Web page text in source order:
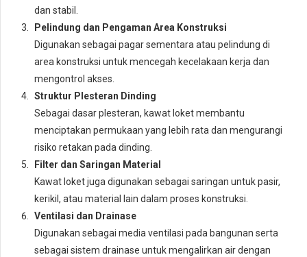
dan stabil.
Pelindung dan Pengaman Area Konstruksi
Digunakan sebagai pagar sementara atau pelindung di
area konstruksi untuk mencegah kecelakaan kerja dan
mengontrol akses.
Struktur Plesteran Dinding
Sebagai dasar plesteran, kawat loket membantu
menciptakan permukaan yang lebih rata dan mengurangi
risiko retakan pada dinding.
Filter dan Saringan Material
Kawat loket juga digunakan sebagai saringan untuk pasir,
kerikil, atau material lain dalam proses konstruksi.
Ventilasi dan Drainase
Digunakan sebagai media ventilasi pada bangunan serta
sebagai sistem drainase untuk mengalirkan air dengan